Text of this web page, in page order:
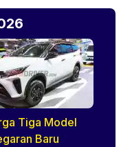
Tiga Model
Baru